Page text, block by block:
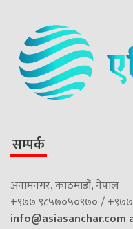
सम्पर्क
अनामनगर, काठमाडौं, नेपाल
+९७७ ९८५७०५०९७० /
info@asiasanchar.com